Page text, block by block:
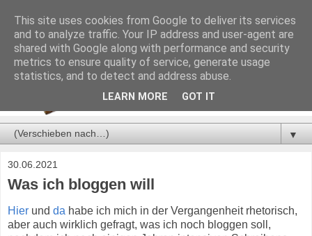
▼
30.06.2021
Was ich bloggen will
Hier und da habe ich mich in der Vergangenheit rhetorisch,
aber auch wirklich gefragt, was ich noch bloggen soll,
This site uses cookies from Google to deliver its services
and to analyze traffic. Your IP address and user-agent are
shared with Google along with performance and security
metrics to ensure quality of service, generate usage
statistics, and to detect and address abuse.
LEARN MORE GOT IT